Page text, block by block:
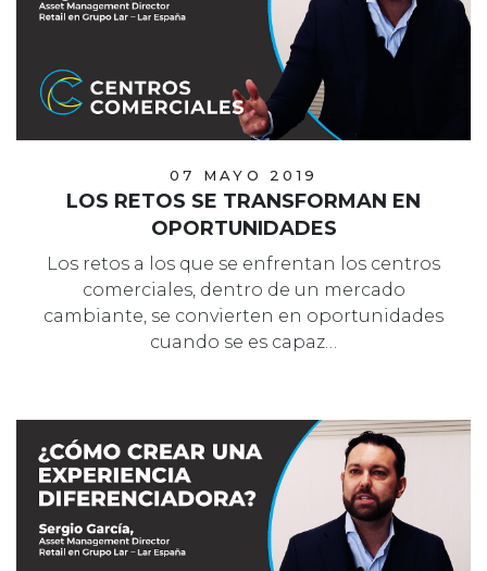
07 MAYO 2019
LOS RETOS SE TRANSFORMAN EN
OPORTUNIDADES
Los retos a los que se enfrentan los centros
comerciales, dentro de un mercado
cambiante, se convierten en oportunidades
cuando se es capaz…